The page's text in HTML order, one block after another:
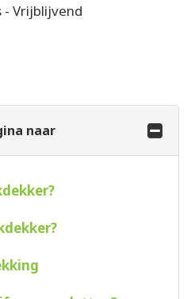
- Vrijblijvend
naar